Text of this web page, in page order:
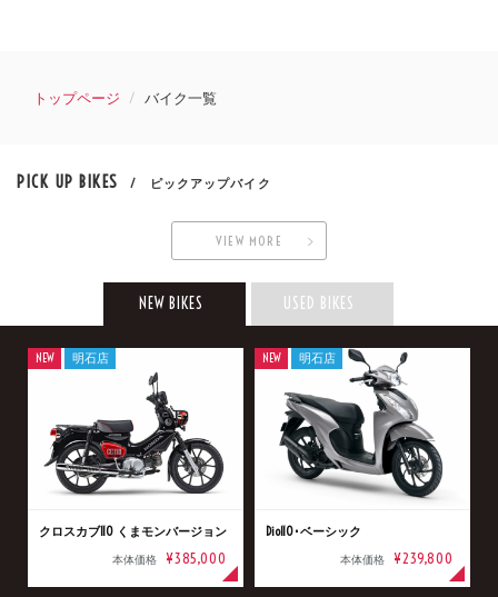
トップページ バイク一覧
PICK UP BIKES / ピックアップバイク
VIEW MORE
NEW BIKES USED BIKES
クロスカブ110 くまモンバージョン
本体価格 ¥385,000
NEW 明石店
Dio110･ベーシック
本体価格 ¥239,800
NEW 明石店